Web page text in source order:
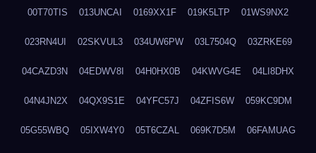
00T70TIS 013UNCAI 0169XX1F 019K5LTP 01WS9NX2
023RN4UI 02SKVUL3 034UW6PW 03L7504Q 03ZRKE69
04CAZD3N 04EDWV8I 04H0HX0B 04KWVG4E 04LI8DHX
04N4JN2X 04QX9S1E 04YFC57J 04ZFIS6W 059KC9DM
05G55WBQ 05IXW4Y0 05T6CZAL 069K7D5M 06FAMUAG